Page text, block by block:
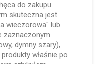
do zakupu
skuteczna jest
wieczorowa" lub
zaznaczonym
dymny szary),
właśnie po